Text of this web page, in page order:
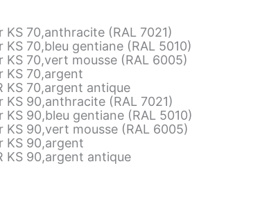
70,anthracite (RAL 7021)
70,bleu gentiane (RAL 5010)
70,vert mousse (RAL 6005)
KS 70,argent
KS 70,argent antique
90,anthracite (RAL 7021)
90,bleu gentiane (RAL 5010)
90,vert mousse (RAL 6005)
KS 90,argent
KS 90,argent antique